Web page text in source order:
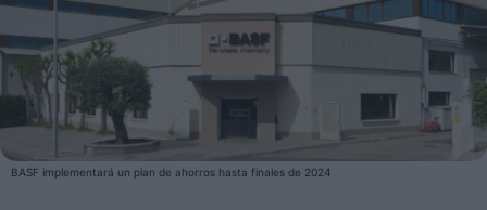
Digitalización
Sostenibilidad
Personas
Moda y Lujo
Lanzamientos
BASF implementará un plan de ahorros hasta finales de 2024